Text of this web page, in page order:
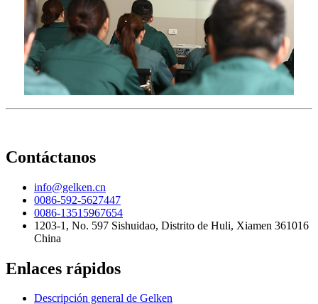
Contáctanos
info@gelken.cn
0086-592-5627447
0086-13515967654
1203-1, No. 597 Sishuidao, Distrito de Huli, Xiamen 361016
China
Enlaces rápidos
Descripción general de Gelken